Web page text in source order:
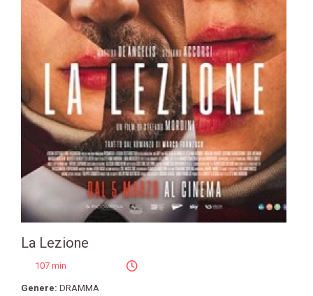
La Lezione
107 min
Genere: DRAMMA